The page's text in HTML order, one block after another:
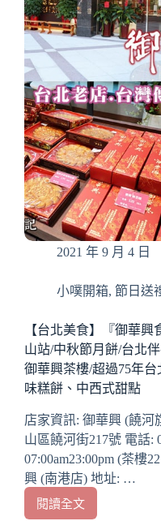
苔
蛋
捲
首
選
禮
盒、
喜
年
來
精
緻
小
蛋
捲
禮
板
橋
必
買
伴
手
禮/
送
禮
首
選/
小
潘
鳳
凰
不
排
隊,
超
商
就
可
買
得
到/
經
典
不
2021 年 9 月 4 日
小噗開箱, 節日送
【台北美食】『御華
山站/中秋節月餅/台北
御華興茶樓/超過75年
味糕餅、中西式甜點
店家資訊: 御華興 (饒河
山區饒河街217號 電話:
07:00am23:00pm (茶樓
興 (南港店) 地址: …
閱讀全文
【台